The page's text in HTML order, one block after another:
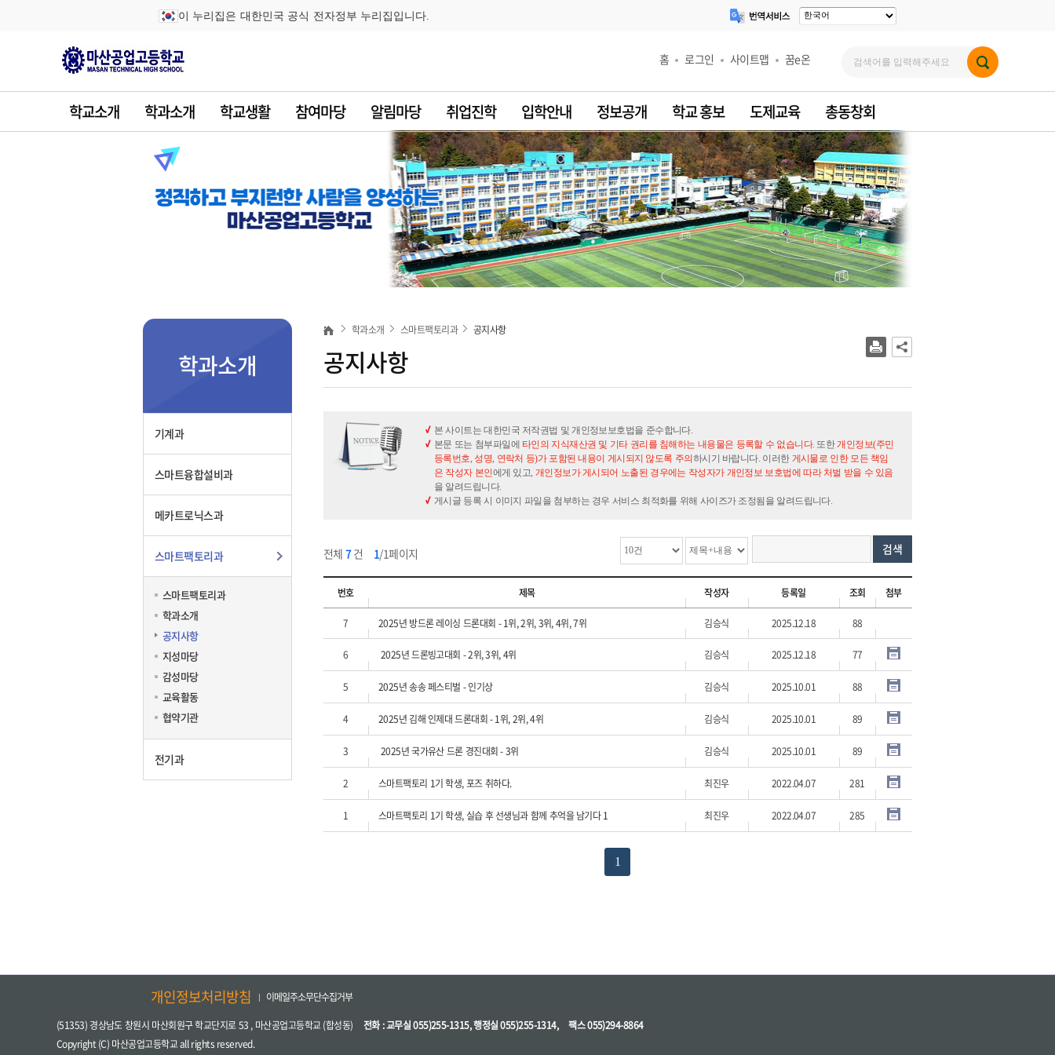
이 누리집은 대한민국 공식 전자정부 누리집입니다.
홈 로그인 사이트맵 꿈e온
학교소개 학과소개 학교생활 참여마당 알림마당 취업진학 입학안내 정보공개 학교 홍보 도제교육 총동창회
학과소개
기계과
스마트융합설비과
메카트로닉스과
스마트팩토리과
스마트팩토리과
학과소개
공지사항
지성마당
감성마당
교육활동
협약기관
전기과
학과소개 스마트팩토리과 공지사항
공지사항
본 사이트는 대한민국 저작권법 및 개인정보보호법을 준수합니다.
본문 또는 첨부파일에 타인의 지식재산권 및 기타 권리를 침해하는 내용물은 등록할 수 없습니다. 또한개인정보(주민
등록번호, 성명, 연락처 등)가 포함된 내용이 게시되지 않도록 주의 하시기 바랍니다. 이러한 게시물로 인한 모든 책임
은 작성자 본인에게 있고, 개인정보가 게시되어 노출된 경우에는 작성자가 개인정보 보호법에 따라 처벌 받을 수 있음
을 알려드립니다.
게시글 등록 시 이미지 파일을 첨부하는 경우 서비스 최적화를 위해 사이즈가 조정됨을 알려드립니다.
전체 7건 1/1페이지 검색
번호 제목 작성자 등록일 조회 첨부
7 2025년 방드론 레이싱 드론대회 - 1위, 2위, 3위, 4위, 7위 김승식 2025.12.18 88
6 2025년 드론빙고대회 - 2위, 3위, 4위 김승식 2025.12.18 77
5 2025년 송송 페스티벌 - 인기상 김승식 2025.10.01 88
4 2025년 김해 인제대 드론대회 - 1위, 2위, 4위 김승식 2025.10.01 89
3 2025년 국가유산 드론 경진대회 - 3위 김승식 2025.10.01 89
2 스마트팩토리 1기 학생, 포즈 취하다. 최진우 2022.04.07 281
1 스마트팩토리 1기 학생, 실습 후 선생님과 함께 추억을 남기다 1 최진우 2022.04.07 285
1
개인정보처리방침
이메일주소무단수집거부
(51353) 경상남도 창원시 마산회원구 학교단지로 53 , 마산공업고등학교 (합성동)
전화 : 교무실 055)255-1315, 행정실 055)255-1314,
팩스 055)294-8864
Copyright (C) 마산공업고등학교 all rights reserved.